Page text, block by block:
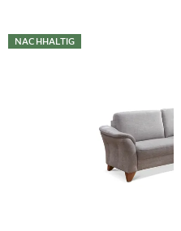
NACHHALTIG